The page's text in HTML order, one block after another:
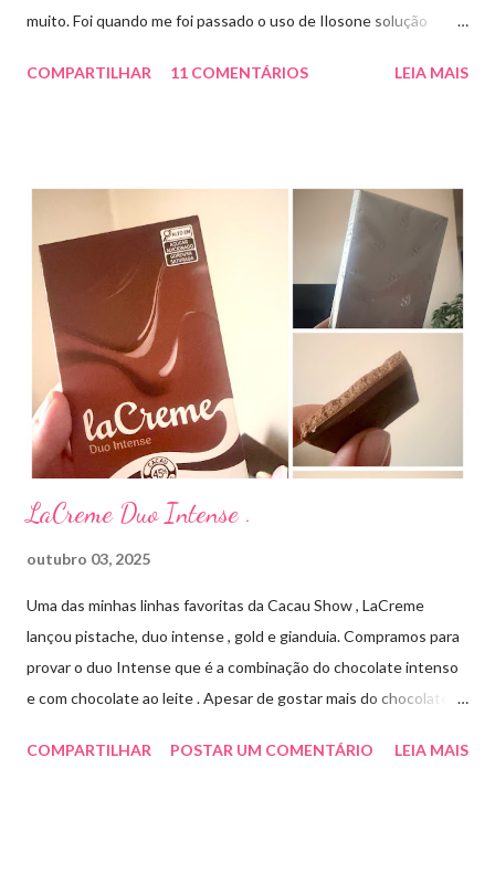
muito. Foi quando me foi passado o uso de Ilosone solução
uma consulta com o dermatologista) O Ilosone é um antibiótico
aplico sobre a acne ( geralmente uso a noite). Informação do
produto: ILOSONE TÓPICO SOLUÇÃO (eritromicina) é um
antibiótico de amplo espectro produzido por uma cepa de
Streptomyces erythraeus. É básico e forma rapidamente sais
com os ácidos. Forma farmacêutica e Apresentação ILOSONE
TÓPICO SOLUÇÃO é apresentado sob a forma líquida em
frascos de 120 ml. USO PEDIÁTRICO E ADULTO. Composição
Cada ml contém: Eritromicina base 20 mg Excipientes q.s....
COMPARTILHAR 11 COMENTÁRIOS LEIA MAIS
LaCreme Duo Intense .
outubro 03, 2025
Uma das minhas linhas favoritas da Cacau Show , LaCreme
lançou pistache, duo intense , gold e gianduia. Compramos para
provar o duo Intense que é a combinação do chocolate intenso
e com chocolate ao leite . Apesar de gostar mais do chocolate
medida certa ( tem sabor e cremosidade ). Preço R$19,99 .
COMPARTILHAR POSTAR UM COMENTÁRIO LEIA MAIS